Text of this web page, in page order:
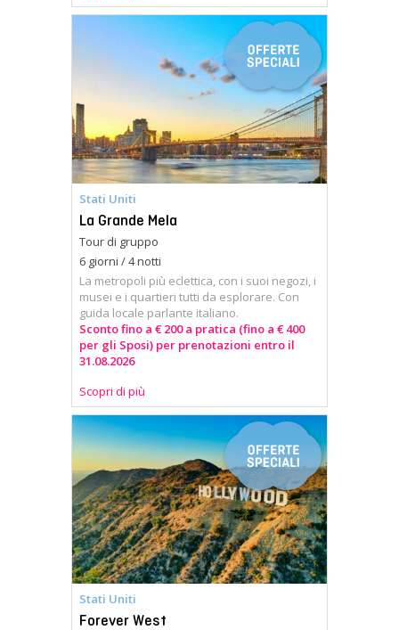
Stati Uniti
La Grande Mela
Tour di gruppo
6 giorni / 4 notti
La metropoli più eclettica, con i suoi negozi, i
musei e i quartieri tutti da esplorare. Con
guida locale parlante italiano.
Sconto fino a € 200 a pratica (fino a € 400
per gli Sposi) per prenotazioni entro il
31.08.2026
Scopri di più
Stati Uniti
Forever West